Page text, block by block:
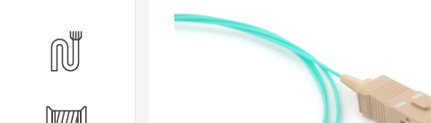
Волоконно-оптические